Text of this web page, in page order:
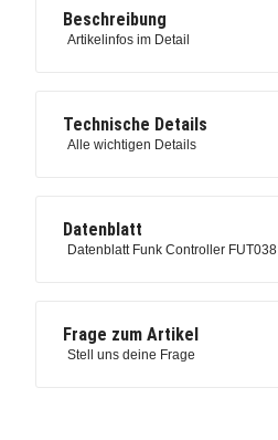
Beschreibung
Artikelinfos im Detail
Technische Details
Alle wichtigen Details
Datenblatt
Datenblatt Funk Controller FUT038
Frage zum Artikel
Stell uns deine Frage